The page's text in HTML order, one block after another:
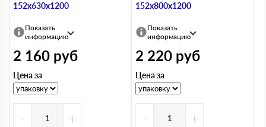
152х630х1200
Показать
информацию
2 160 руб
Цена за
- +
152х800х1200
Показать
информацию
2 220 руб
Цена за
- +